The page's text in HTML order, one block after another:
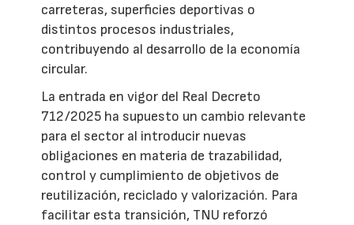
carreteras, superficies deportivas o
distintos procesos industriales,
contribuyendo al desarrollo de la economía
circular.
La entrada en vigor del Real Decreto
712/2025 ha supuesto un cambio relevante
para el sector al introducir nuevas
obligaciones en materia de trazabilidad,
control y cumplimiento de objetivos de
reutilización, reciclado y valorización. Para
facilitar esta transición, TNU reforzó